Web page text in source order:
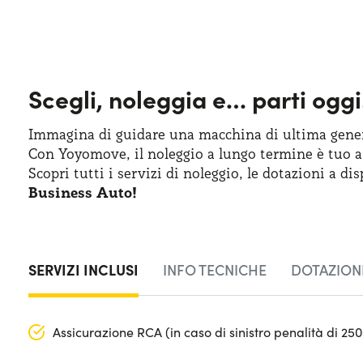
Scegli, noleggia e… parti
Immagina di guidare una macchina di ultima
Con Yoyomove, il noleggio a lungo termine è tuo
Scopri tutti i servizi di noleggio, le dotazioni a
Business Auto!
SERVIZI INCLUSI INFO TECNICHE
Assicurazione RCA (in caso di sinistro penalità di